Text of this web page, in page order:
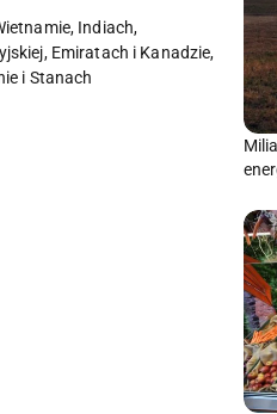
Indiach,
Emiratach i Kanadzie,
i Stanach